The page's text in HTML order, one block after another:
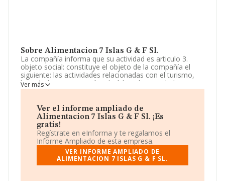
Sobre Alimentacion 7 Islas G & F Sl.
La compañía informa que su actividad es articulo 3.
objeto social: constituye el objeto de la compañía el
siguiente: las actividades relacionadas con el turismo,
hostelería y restauración. el código de actividad
económico de dicho objeto conforme a la clasificación
comercio al por may. La sociedad está inscrita en el
Registro Mercantil como Sociedad Limitada. Tiene
CNAE: 5622 - '%cnae%'. La empresa no tiene actividad
en mercados exteriores.
La empresa españolaAlimentacion 7 Islas G & F S.L
con NIF B76626936, se encuentra en Calle Martinez
Morales núm. 1 Loc Bj, (38320), en el municipio de San
Ver más
Ver el informe ampliado de
Alimentacion 7 Islas G & F Sl. ¡Es
gratis!
Regístrate en eInforma y te regalamos el
Informe Ampliado de esta empresa.
VER INFORME AMPLIADO DE
ALIMENTACION 7 ISLAS G & F SL.